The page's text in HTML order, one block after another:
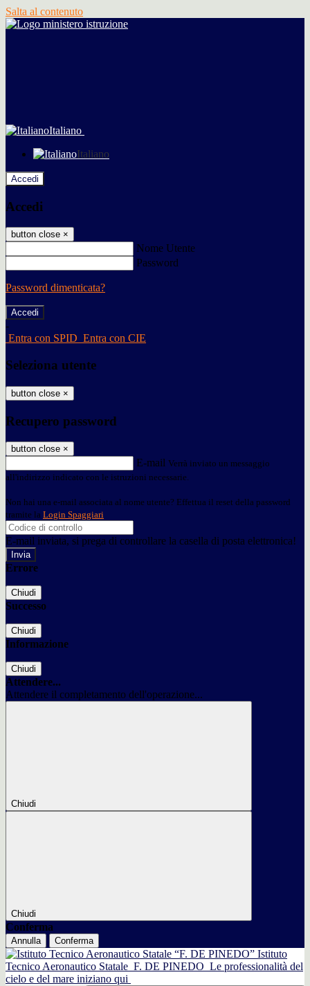
Salta al contenuto
Italiano
Italiano
Accedi
Accedi
button close ×
Nome Utente
Password
Password dimenticata?
-
Entra con SPID Entra con CIE
Seleziona utente
button close ×
Recupero password
button close ×
E-mail Verrà inviato un messaggio
all'indirizzo indicato con le istruzioni necessarie.
Non hai una e-mail associata al nome utente? Effettua il reset della password
tramite la Login Spaggiari
E-mail inviata, si prega di controllare la casella di posta elettronica!
Errore
Chiudi
Successo
Chiudi
Informazione
Chiudi
Attendere...
Attendere il completamento dell'operazione...
Chiudi
Chiudi
Conferma
Annulla Conferma
Istituto
Tecnico Aeronautico Statale F. DE PINEDO Le professionalità del
cielo e del mare iniziano qui